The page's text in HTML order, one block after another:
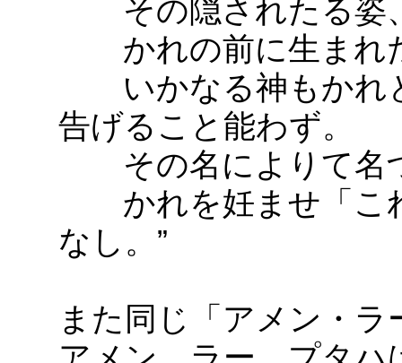
その隠されたる姿
かれの前に生まれ
いかなる神もかれ
告げること能わず。
その名によりて名
かれを妊ませ「こ
なし。”
また同じ「アメン・